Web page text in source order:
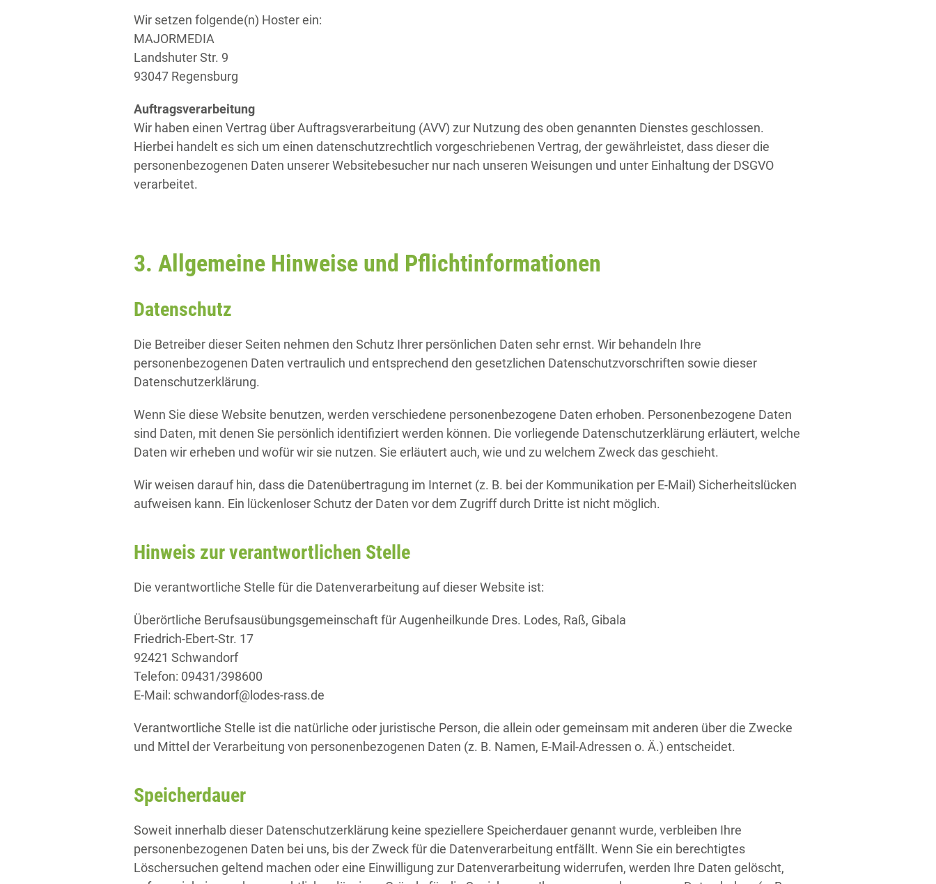
Wir setzen folgende(n) Hoster ein:
MAJORMEDIA
Landshuter Str. 9
93047 Regensburg
Auftragsverarbeitung
Wir haben einen Vertrag über Auftragsverarbeitung (AVV) zur Nutzung des oben genannten Dienstes geschlossen.
Hierbei handelt es sich um einen datenschutzrechtlich vorgeschriebenen Vertrag, der gewährleistet, dass dieser die
personenbezogenen Daten unserer Websitebesucher nur nach unseren Weisungen und unter Einhaltung der DSGVO
verarbeitet.
3. Allgemeine Hinweise und Pflicht­informationen
Datenschutz
Die Betreiber dieser Seiten nehmen den Schutz Ihrer persönlichen Daten sehr ernst. Wir behandeln Ihre
personenbezogenen Daten vertraulich und entsprechend den gesetzlichen Datenschutzvorschriften sowie dieser
Datenschutzerklärung.
Wenn Sie diese Website benutzen, werden verschiedene personenbezogene Daten erhoben. Personenbezogene Daten
sind Daten, mit denen Sie persönlich identifiziert werden können. Die vorliegende Datenschutzerklärung erläutert, welche
Daten wir erheben und wofür wir sie nutzen. Sie erläutert auch, wie und zu welchem Zweck das geschieht.
Wir weisen darauf hin, dass die Datenübertragung im Internet (z. B. bei der Kommunikation per E-Mail) Sicherheitslücken
aufweisen kann. Ein lückenloser Schutz der Daten vor dem Zugriff durch Dritte ist nicht möglich.
Hinweis zur verantwortlichen Stelle
Die verantwortliche Stelle für die Datenverarbeitung auf dieser Website ist:
Überörtliche Berufsausübungsgemeinschaft für Augenheilkunde Dres. Lodes, Raß, Gibala
Friedrich-Ebert-Str. 17
92421 Schwandorf
Telefon: 09431/398600
E-Mail: schwandorf@lodes-rass.de
Verantwortliche Stelle ist die natürliche oder juristische Person, die allein oder gemeinsam mit anderen über die Zwecke
und Mittel der Verarbeitung von personenbezogenen Daten (z. B. Namen, E-Mail-Adressen o. Ä.) entscheidet.
Speicherdauer
Soweit innerhalb dieser Datenschutzerklärung keine speziellere Speicherdauer genannt wurde, verbleiben Ihre
personenbezogenen Daten bei uns, bis der Zweck für die Datenverarbeitung entfällt. Wenn Sie ein berechtigtes
Löschersuchen geltend machen oder eine Einwilligung zur Datenverarbeitung widerrufen, werden Ihre Daten gelöscht,